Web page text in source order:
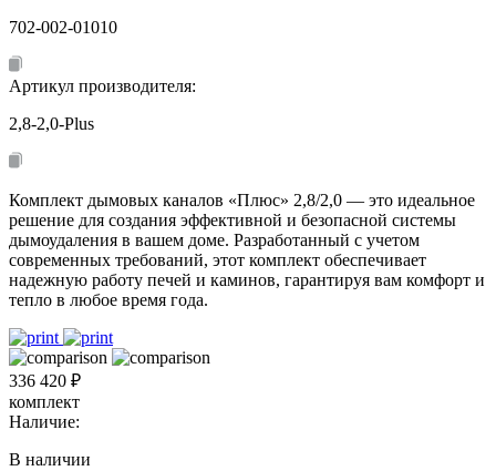
702-002-01010
Артикул производителя:
2,8-2,0-Plus
Комплект дымовых каналов «Плюс» 2,8/2,0 — это идеальное
решение для создания эффективной и безопасной системы
дымоудаления в вашем доме. Разработанный с учетом
современных требований, этот комплект обеспечивает
надежную работу печей и каминов, гарантируя вам комфорт и
тепло в любое время года.
336 420 ₽
комплект
Наличие:
В наличии